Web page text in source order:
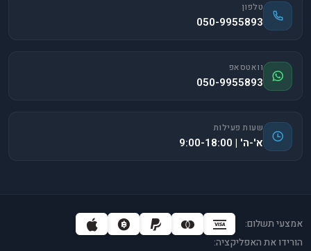
טלפון
050-9955893
וואטסאפ
050-9955893
שעות פעילות
א'-ה' | 9:00-18:00
אמצעי תשלום:
הורידו את האפליקציה: